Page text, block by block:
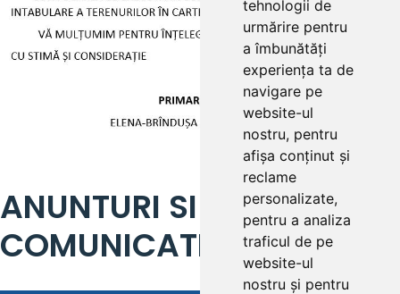
tehnologii de
urmărire pentru
a îmbunătăți
experiența ta de
navigare pe
website-ul
nostru, pentru
afișa conținut și
reclame
personalizate,
pentru a analiza
traficul de pe
website-ul
nostru și pentru
ANUNTURI SI
COMUNICATE 2025